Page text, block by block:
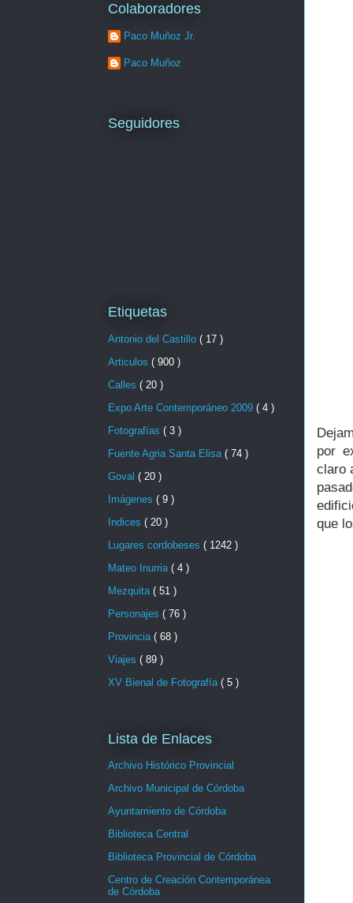
por
claro
que
Colaboradores
Paco Muñoz Jr.
Paco Muñoz
Seguidores
Etiquetas
Antonio del Castillo ( 17 )
Articulos ( 900 )
Calles ( 20 )
Expo Arte Contemporáneo 2009 ( 4 )
Fotografías ( 3 )
Fuente Agria Santa Elisa ( 74 )
Goval ( 20 )
Imágenes ( 9 )
Indices ( 20 )
Lugares cordobeses ( 1242 )
Mateo Inurria ( 4 )
Mezquita ( 51 )
Personajes ( 76 )
Provincia ( 68 )
Viajes ( 89 )
XV Bienal de Fotografía ( 5 )
Lista de Enlaces
Archivo Histórico Provincial
Archivo Municipal de Córdoba
Ayuntamiento de Córdoba
Biblioteca Central
Biblioteca Provincial de Córdoba
Centro de Creación Contemporánea
de Córdoba